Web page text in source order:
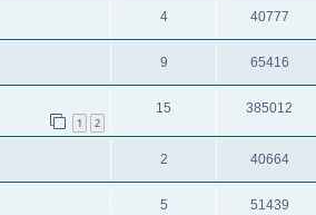
4 40777
9 65416
1 2
15 385012
2 40664
5 51439